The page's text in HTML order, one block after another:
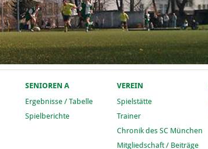
SENIOREN A
Ergebnisse / Tabelle
Spielberichte
VEREIN
Spielstätte
Trainer
Chronik des SC München
Mitgliedschaft / Beiträge